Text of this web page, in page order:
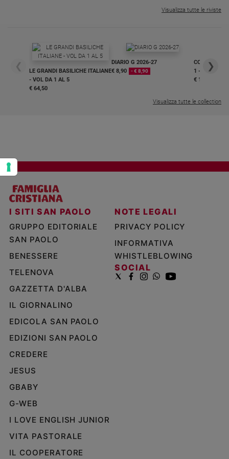
Contatti
Redazione
Social
Visualizza tutte le riviste
❮
LE GRANDI BASILICHE ITALIANE
- VOL DA 1 AL 5
€ 64,50
DIARIO G 2026-27
€ 8,90
- € 8,90
COLLANA
1 - 2
€ 18,50
❯
Visualizza tutte le collection
I SITI SAN PAOLO
GRUPPO EDITORIALE
SAN PAOLO
BENESSERE
TELENOVA
GAZZETTA D'ALBA
IL GIORNALINO
EDICOLA SAN PAOLO
EDIZIONI SAN PAOLO
CREDERE
JESUS
GBABY
G-WEB
I LOVE ENGLISH JUNIOR
VITA PASTORALE
IL COOPERATORE
NOTE LEGALI
PRIVACY POLICY
INFORMATIVA
WHISTLEBLOWING
SOCIAL